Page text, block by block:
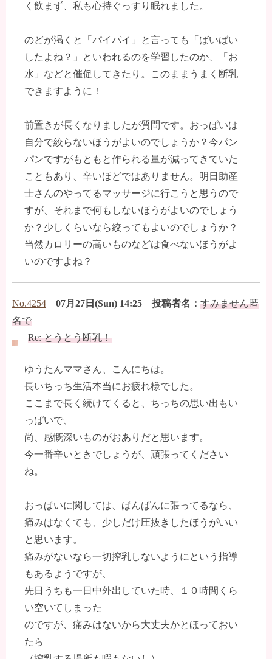
く飲まず、私も心持ぐっすり眠れました。
のどが渇くと「パイパイ」と言っても「ばいばい
したよね？」といわれるのを学習したのか、「お
水」などと催促してきたり。このままうまく断乳
できますように！
前置きが長くなりましたが質問です。おっぱいは
自分で絞らないほうがよいのでしょうか？今パン
パンですがもともと作られる量が減ってきていた
こともあり、辛いほどではありません。明日助産
士さんのやってるマッサージに行こうと思うので
すが、それまで何もしないほうがよいのでしょう
か？少しくらいなら絞ってもよいのでしょうか？
当然カロリーの高いものなどは食べないほうがよ
いのですよね？
No.4254 07月27日(Sun) 14:25 投稿者名： すみません匿
名で
Re: とうとう断乳！
ゆうたんママさん、こんにちは。
長いちっち生活本当にお疲れ様でした。
ここまで長く続けてくると、ちっちの思い出もい
っぱいで、
尚、感慨深いものがおありだと思います。
今一番辛いときでしょうが、頑張ってください
ね。
おっぱいに関しては、ぱんぱんに張ってるなら、
痛みはなくても、少しだけ圧抜きしたほうがいい
と思います。
痛みがないなら一切搾乳しないようにという指導
もあるようですが、
先日うちも一日中外出していた時、１０時間くら
い空いてしまった
のですが、痛みはないから大丈夫かとほっておい
たら